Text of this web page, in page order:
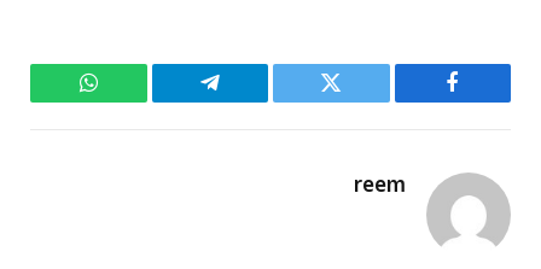
فيسبوك تويتر تيلقرام واتساب
reem